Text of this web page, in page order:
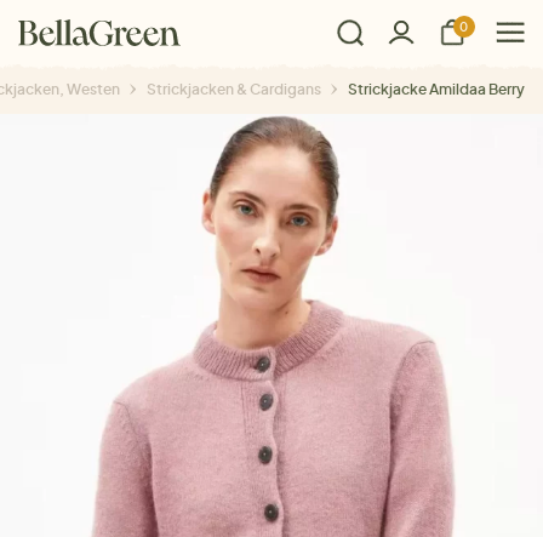
0
Westen Strickjacken & Cardigans Strickjacke Amildaa Berry